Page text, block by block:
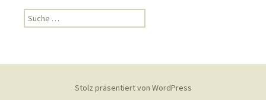
Suche nach:
Stolz präsentiert von WordPress